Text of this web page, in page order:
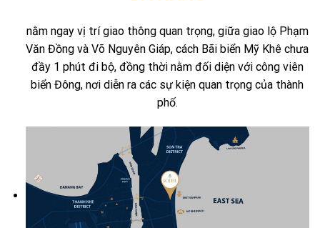
nằm ngay vị trí giao thông quan trọng, giữa giao lộ Phạm
Văn Đồng và Võ Nguyên Giáp, cách Bãi biển Mỹ Khê chưa
đầy 1 phút đi bộ, đồng thời nằm đối diện với công viên
biển Đông, nơi diễn ra các sự kiện quan trọng của thành
phố.